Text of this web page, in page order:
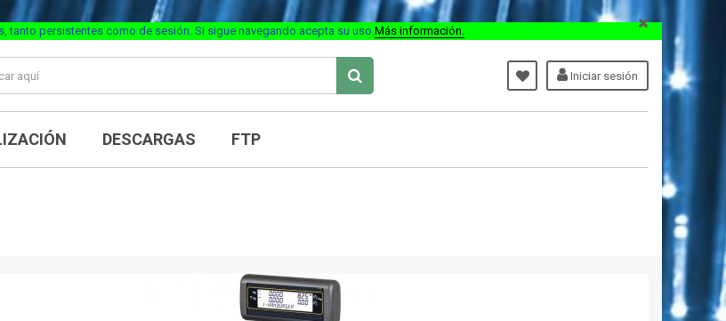
tanto persistentes como de sesión. Si sigue navegando acepta su uso.Más información.
Iniciar sesión
DESCARGAS FTP